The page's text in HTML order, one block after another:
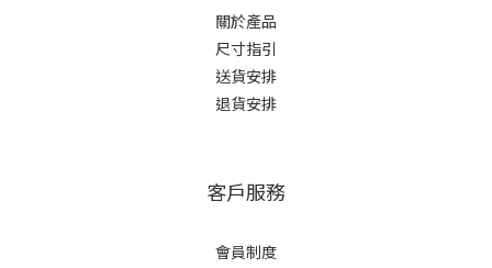
關於產品
尺寸指引
送貨安排
退貨安排
客戶服務
會員制度